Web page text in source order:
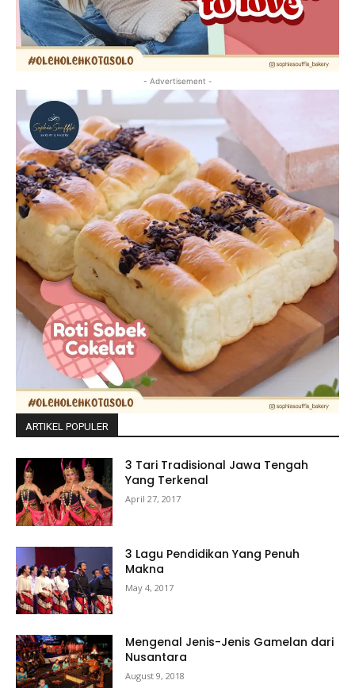
- Advertisement -
ARTIKEL POPULER
3 Tari Tradisional Jawa Tengah
Yang Terkenal
April 27, 2017
3 Lagu Pendidikan Yang Penuh
Makna
May 4, 2017
Mengenal Jenis-Jenis Gamelan dari
Nusantara
August 9, 2018